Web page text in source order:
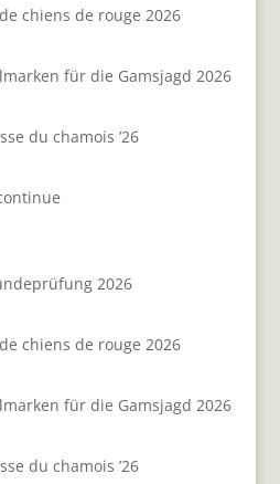
chiens de rouge 2026
für die Gamsjagd 2026
du chamois ’26
2026
chiens de rouge 2026
für die Gamsjagd 2026
du chamois ’26